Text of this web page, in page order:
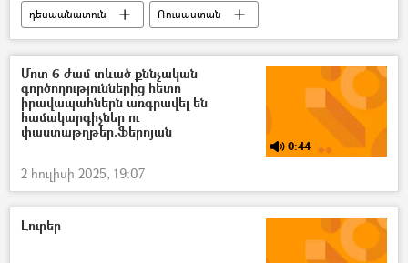
դեսպանատուն
Ռուսաստան
Բաքու
Ադրբեջան
Մոտ 6 ժամ տևած քննչական
գործողություններից հետո
իրավապահներն առգրավել են
համակարգիչներ ու
փաստաթղթեր.Ֆերոյան
0:44
2 հուլիսի 2025, 19:07
Լուրեր